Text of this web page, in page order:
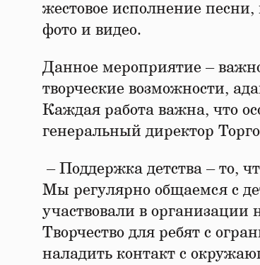
жестовое исполнение
фото и видео.
Данное мероприятие –
творческие возможности,
Каждая работа важна, что
генеральный директор
– Поддержка детства – то,
Мы регулярно общаемся с
участвовали в организации
Творчество для ребят с
наладить контакт с